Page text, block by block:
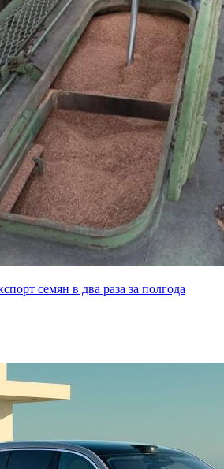
семян в два раза за полгода